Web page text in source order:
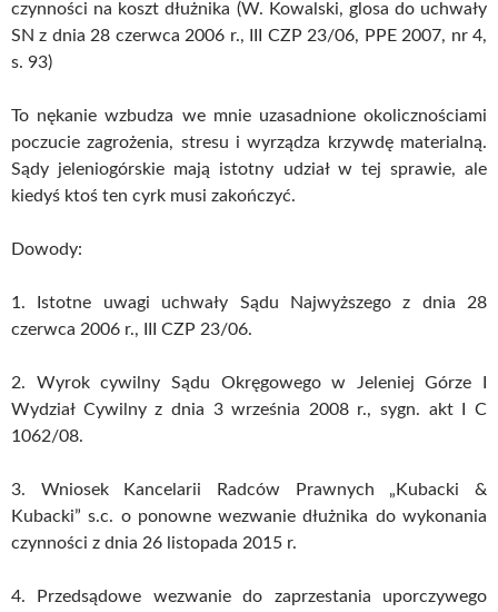
czynności na koszt dłużnika (W. Kowalski, glosa do uchwały
SN z dnia 28 czerwca 2006 r., III CZP 23/06, PPE 2007, nr 4,
s. 93)
To nękanie wzbudza we mnie uzasadnione okolicznościami
poczucie zagrożenia, stresu i wyrządza krzywdę materialną.
Sądy jeleniogórskie mają istotny udział w tej sprawie, ale
kiedyś ktoś ten cyrk musi zakończyć.
Dowody:
1. Istotne uwagi uchwały Sądu Najwyższego z dnia 28
czerwca 2006 r., III CZP 23/06.
2. Wyrok cywilny Sądu Okręgowego w Jeleniej Górze I
Wydział Cywilny z dnia 3 września 2008 r., sygn. akt I C
1062/08.
3. Wniosek Kancelarii Radców Prawnych „Kubacki &
Kubacki” s.c. o ponowne wezwanie dłużnika do wykonania
czynności z dnia 26 listopada 2015 r.
4. Przedsądowe wezwanie do zaprzestania uporczywego